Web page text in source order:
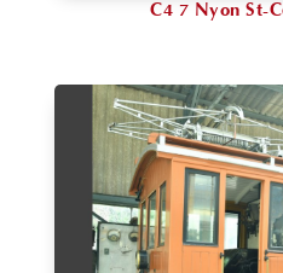
C4 7 Nyon St-